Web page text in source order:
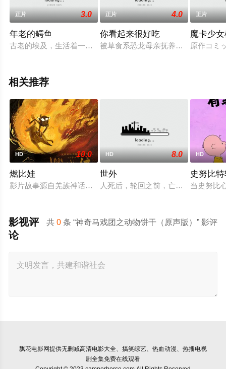
正片 3.0
年老的鳄鱼
古老的埃及，生活着一只活了上千年的鳄鱼。然而由于无法抗
正片 4.0
你看起来很好吃
被草食系恐龙母亲抚养长大的霸王龙
正片
魔卡少
原作コミ
相关推荐
HD 10.0
燃比娃
影片故事源自羌族神话，讲述了一只被人类抚养长大的猴子，追
HD 8.0
世外
人死后，轮回之前，亡魂会来到一
HD
史努比
当史努比
共0 条 “神奇马戏团之动物饼干（原声版）” 影评
影视评
论
飘花电影网提供无删减高清电影大全、搞笑综艺、热血动漫、热播电视
剧全集免费在线观看